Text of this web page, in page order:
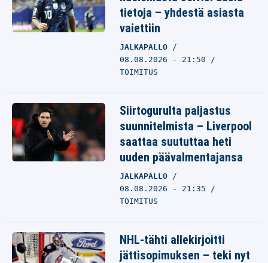
tietoja – yhdestä asiasta
vaiettiin
JALKAPALLO
08.08.2026 - 21:50
TOIMITUS
Siirtogurulta paljastus
suunnitelmista – Liverpool
saattaa suututtaa heti
uuden päävalmentajansa
JALKAPALLO
08.08.2026 - 21:35
TOIMITUS
NHL-tähti allekirjoitti
jättisopimuksen – teki nyt